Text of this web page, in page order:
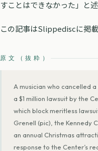
すことはできなかった」と述
この記事はSlippediscに掲載
原文（抜粋）
A musician who cancelled
a $1 million lawsuit by the
which block meritless
Grenell (pic), the Kennedy
an annual Christmas
response to the Center’s